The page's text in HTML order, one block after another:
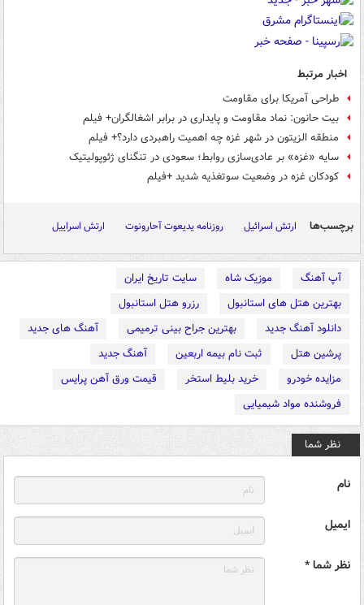
اخبار مرتبط
طراحی آمریکا برای مقاومت
بیت حانون: نماد مقاومت و پایداری در برابر اشغالگران+ فیلم
منطقه الزیتون در شهر غزه چه اهمیت راهبردی دارد؟+ فیلم
سایه «غزه» بر عادی‌سازی روابط؛ سعودی در تنگنای ژئوپولیتیک
کودکان غزه در وضعیت سوتغذیه شدید +فیلم
برچسب‌ها ارتش اسرائیل روزنامه یدیعوت آحارونوت ارتش اسراییل
آپ آهنگ موزیک شاه
سایت تاریخ ایران
بهترین هتل های استانبول
رزرو هتل استانبول
دانلود آهنگ جدید
بهترین جراح بینی ترمیمی
آهنگ های جدید
پرشین هتل
ثبت نام بیمه اربعین
آهنگ جدید
مزایده خودرو
خرید بلیط استخر
قیمت ورق آهن پرایس
فروشنده مواد شیمیایی
نظر شما
نام
ایمیل
نظر شما *